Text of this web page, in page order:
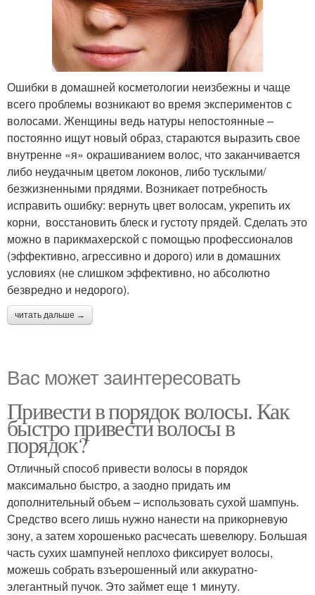
Ошибки в домашней косметологии неизбежны и чаще
всего проблемы возникают во время экспериментов с
волосами. Женщины ведь натуры непостоянные –
постоянно ищут новый образ, стараются выразить свое
внутренне «я» окрашиванием волос, что заканчивается
либо неудачным цветом локонов, либо тусклыми/
безжизненными прядями. Возникает потребность
исправить ошибку: вернуть цвет волосам, укрепить их
корни, восстановить блеск и густоту прядей. Сделать это
можно в парикмахерской с помощью профессионалов
(эффективно, агрессивно и дорого) или в домашних
условиях (не слишком эффективно, но абсолютно
безвредно и недорого).
читать дальше →
Вас может заинтересовать
Привести в порядок волосы. Как
быстро привести волосы в
порядок?
Отличный способ привести волосы в порядок
максимально быстро, а заодно придать им
дополнительный объем – использовать сухой шампунь.
Средство всего лишь нужно нанести на прикорневую
зону, а затем хорошенько расчесать шевелюру. Большая
часть сухих шампуней неплохо фиксирует волосы,
можешь собрать взъерошенный или аккуратно-
элегантный пучок. Это займет еще 1 минуту.